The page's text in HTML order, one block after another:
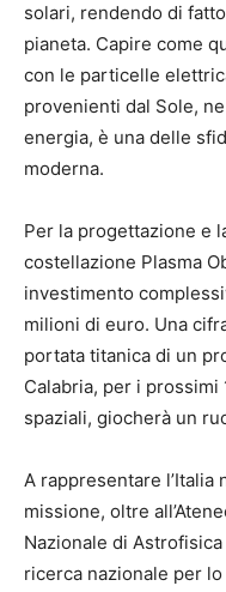
solari, rendendo di
pianeta. Capire come
con le particelle
provenienti dal Sole,
energia, è una delle
moderna.
Per la progettazione e
costellazione Plasma
investimento
milioni di euro. Una
portata titanica di un
Calabria, per i
spaziali, giocherà un
A rappresentare
missione, oltre
Nazionale di
ricerca nazionale per